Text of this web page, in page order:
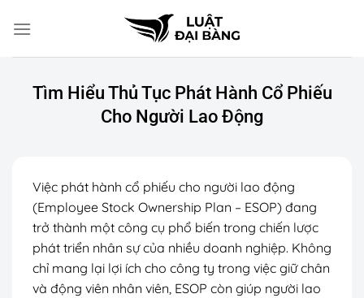
đến
Tìm Hiểu Thủ Tục Phát Hành Cổ Phiếu
Cho Người Lao Động
Việc phát hành cổ phiếu cho người lao động
(Employee Stock Ownership Plan – ESOP) đang
trở thành một công cụ phổ biến trong chiến lược
phát triển nhân sự của nhiều doanh nghiệp. Không
chỉ mang lại lợi ích cho công ty trong việc giữ chân
và động viên nhân viên, ESOP còn giúp người lao